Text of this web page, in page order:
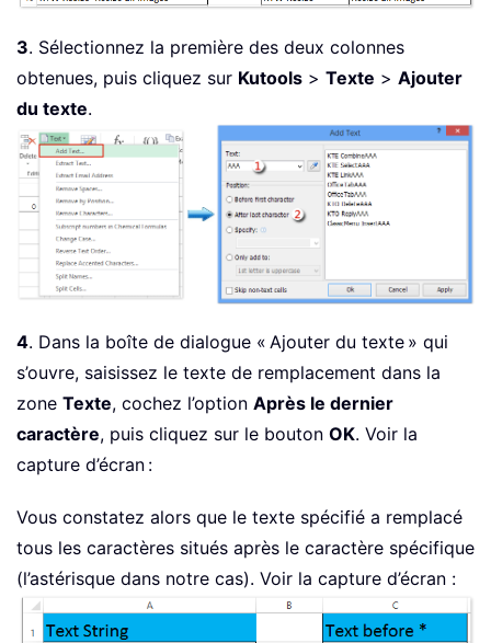
3. Sélectionnez la première des deux colonnes
obtenues, puis cliquez sur Kutools > Texte > Ajouter
du texte.
4. Dans la boîte de dialogue « Ajouter du texte » qui
s’ouvre, saisissez le texte de remplacement dans la
zone Texte, cochez l’option Après le dernier
caractère, puis cliquez sur le bouton OK. Voir la
capture d’écran :
Vous constatez alors que le texte spécifié a remplacé
tous les caractères situés après le caractère spécifique
(l’astérisque dans notre cas). Voir la capture d’écran :